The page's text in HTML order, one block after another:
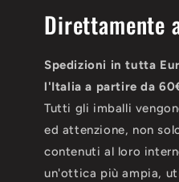
Direttamente
Spedizioni in tutta
l'Italia a partire da
Tutti gli imballi
ed attenzione, non
contenuti al loro
un'ottica più ampia,